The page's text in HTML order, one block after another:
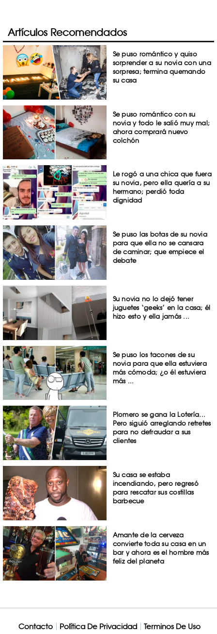
Artículos Recomendados
Se puso romántico y quiso
sorprender a su novia con una
sorpresa; termina quemando
su casa
Se puso romántico con su
novia y todo le salió muy mal;
ahora comprará nuevo
colchón
Le rogó a una chica que fuera
su novia, pero ella quería a su
hermano; perdió toda
dignidad
Se puso las botas de su novia
para que ella no se cansara
de caminar; que empiece el
debate
Su novia no lo dejó tener
juguetes ‘geeks’ en la casa; él
hizo esto y ella jamás ...
Se puso los tacones de su
novia para que ella estuviera
más cómoda; ¿o él estuviera
más ...
Plomero se gana la Lotería…
Pero siguió arreglando retretes
para no defraudar a sus
clientes
Su casa se estaba
incendiando, pero regresó
para rescatar sus costillas
barbecue
Amante de la cerveza
convierte toda su casa en un
bar y ahora es el hombre más
feliz del planeta
Contacto Política De Privacidad Terminos De Uso